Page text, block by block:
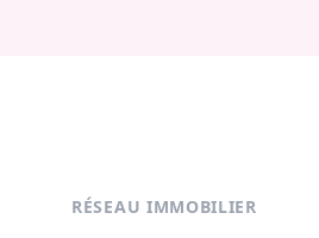
RÉSEAU IMMOBILIER